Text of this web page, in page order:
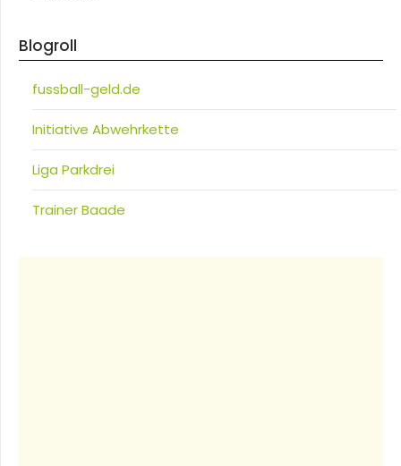
Blogroll
fussball-geld.de
Initiative Abwehrkette
Liga Parkdrei
Trainer Baade